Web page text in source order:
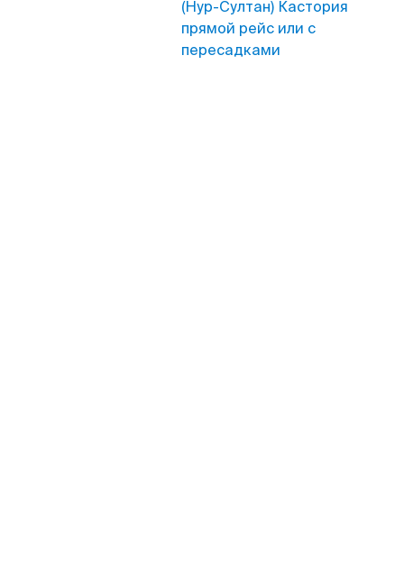
(Нур-Султан) Кастория
прямой рейс или с
пересадками